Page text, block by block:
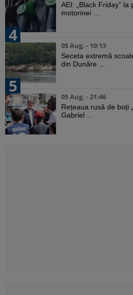
AEI: „Black Friday”
motorinei ...
4
05 Aug. - 10:13
Seceta extremă
din Dunăre ...
5
05 Aug. - 21:46
Rețeaua rusă de boți
Gabriel ...